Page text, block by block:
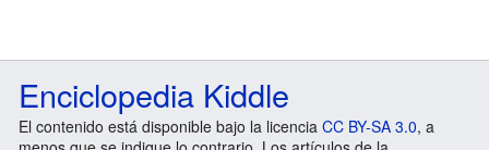
Enciclopedia Kiddle
El contenido está disponible bajo la licencia CC BY-SA 3.0, a